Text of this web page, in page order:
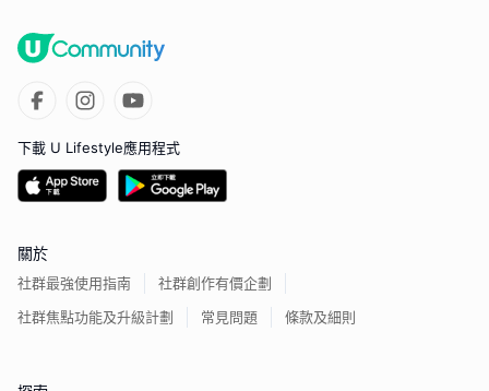
下載 U Lifestyle應用程式
關於
社群最強使用指南
社群創作有價企劃
社群焦點功能及升級計劃
常見問題 條款及細則